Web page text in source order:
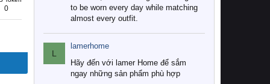
0
to be worn every day while matching
almost every outfit.
L
lamerhome
Hãy đến với lamer Home để sắm
ngay những sản phẩm phù hợp